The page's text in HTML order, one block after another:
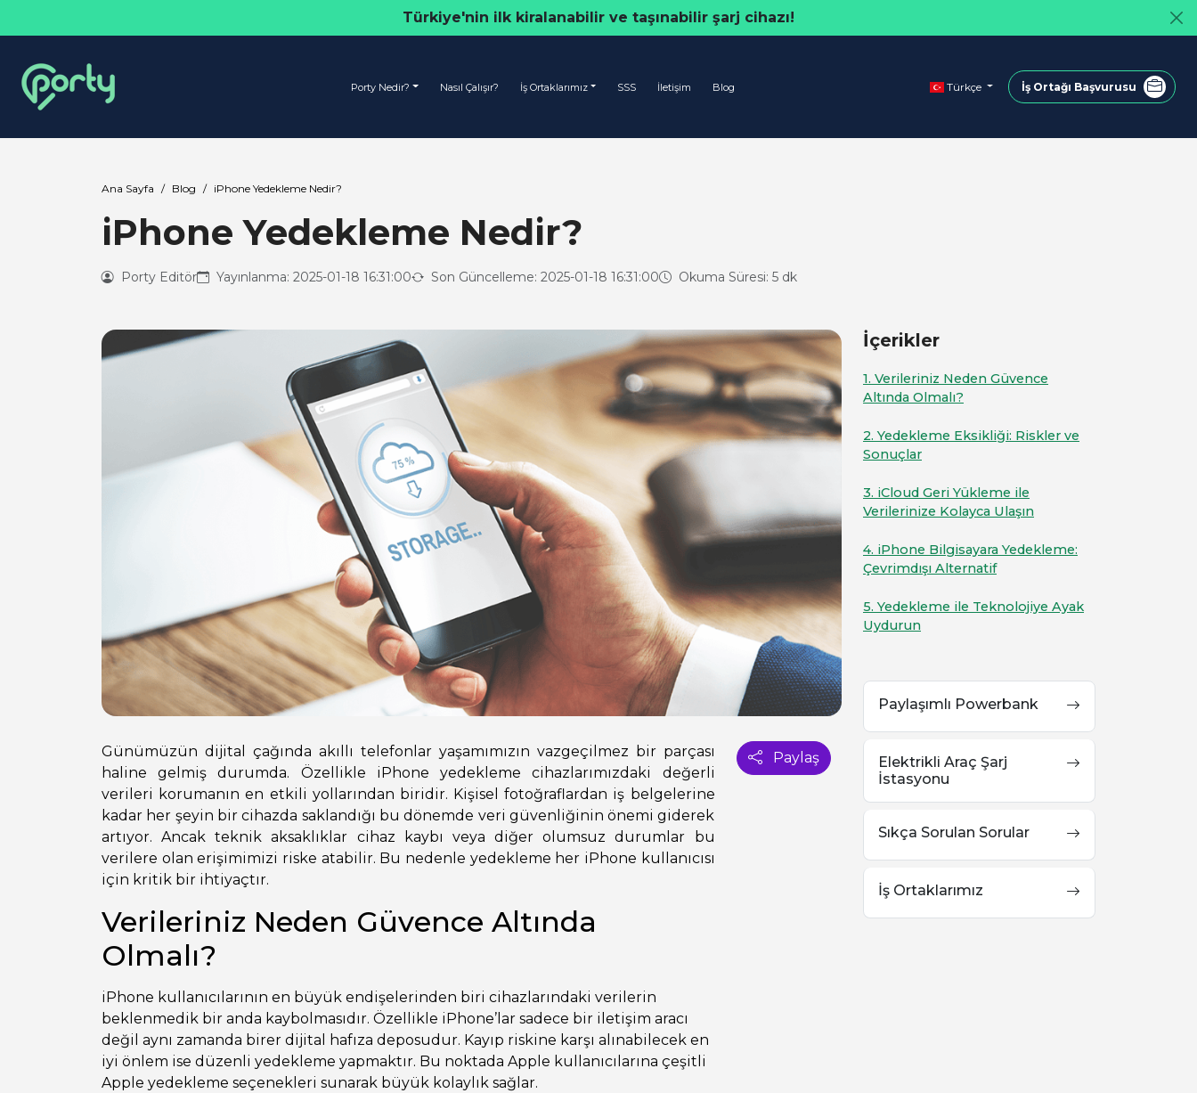
Türkiye'nin ilk kiralanabilir ve taşınabilir şarj cihazı!
Porty Nedir? Nasıl Çalışır? İş Ortaklarımız SSS İletişim Blog Türkçe İş Ortağı Başvurusu
Ana Sayfa Blog iPhone Yedekleme Nedir?
iPhone Yedekleme Nedir?
Porty Editör Yayınlanma: 2025-01-18 16:31:00 Son Güncelleme: 2025-01-18 16:31:00 Okuma Süresi: 5 dk
Paylaş
Günümüzün dijital çağında akıllı telefonlar yaşamımızın vazgeçilmez bir parçası
haline gelmiş durumda. Özellikle iPhone yedekleme cihazlarımızdaki değerli
verileri korumanın en etkili yollarından biridir. Kişisel fotoğraflardan iş belgelerine
kadar her şeyin bir cihazda saklandığı bu dönemde veri güvenliğinin önemi giderek
artıyor. Ancak teknik aksaklıklar cihaz kaybı veya diğer olumsuz durumlar bu
verilere olan erişimimizi riske atabilir. Bu nedenle yedekleme her iPhone kullanıcısı
için kritik bir ihtiyaçtır.
Verileriniz Neden Güvence Altında
Olmalı?
iPhone kullanıcılarının en büyük endişelerinden biri cihazlarındaki verilerin
beklenmedik bir anda kaybolmasıdır. Özellikle iPhone’lar sadece bir iletişim aracı
değil aynı zamanda birer dijital hafıza deposudur. Kayıp riskine karşı alınabilecek en
iyi önlem ise düzenli yedekleme yapmaktır. Bu noktada Apple kullanıcılarına çeşitli
Apple yedekleme seçenekleri sunarak büyük kolaylık sağlar.
İçerikler
1. Verileriniz Neden Güvence
Altında Olmalı?
2. Yedekleme Eksikliği: Riskler ve
Sonuçlar
3. iCloud Geri Yükleme ile
Verilerinize Kolayca Ulaşın
4. iPhone Bilgisayara Yedekleme:
Çevrimdışı Alternatif
5. Yedekleme ile Teknolojiye Ayak
Uydurun
Paylaşımlı Powerbank
Elektrikli Araç Şarj
İstasyonu
Sıkça Sorulan Sorular
İş Ortaklarımız